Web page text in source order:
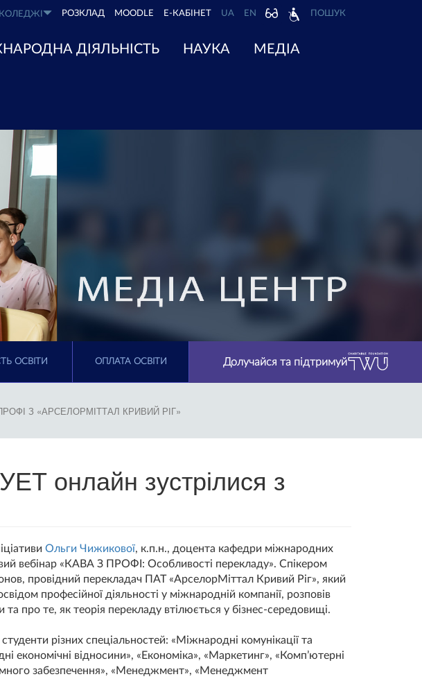
КОЛЕДЖІ РОЗКЛАД MOODLE Е-КАБІНЕТ UA EN ПОШУК
ДІЯЛЬНІСТЬ НАУКА
МЕДІА
ОСВІТИ ОПЛАТА ОСВІТИ Долучайся та підтримуй
З «АРСЕЛОРМІТТАЛ КРИВИЙ РІГ»
онлайн зустрілися з
Ольги Чижикової, к.п.н., доцента кафедри міжнародних
вебінар «КАВА З ПРОФІ: Особливості перекладу». Спікером
провідний перекладач ПАТ «АрселорМіттал Кривий Ріг», який
професійної діяльності у міжнародній компанії, розповів
та про те, як теорія перекладу втілюється у бізнес-середовищі.
різних спеціальностей: «Міжнародні комунікації та
економічні відносини», «Економіка», «Маркетинг», «Комп’ютерні
забезпечення», «Менеджмент», «Менеджмент